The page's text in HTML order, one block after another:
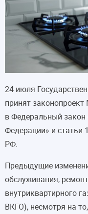
24 июля
принят
в Федеральный закон
Федерации» и статьи
РФ.
Предыдущие
обслуживания,
внутриквартирного
ВКГО), несмотря на